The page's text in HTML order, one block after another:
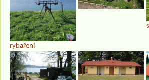
rybaření